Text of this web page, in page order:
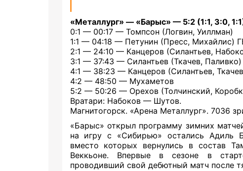
«Металлург» — «Барыс» — 5:2 (1:1, 3:0,
0:1 — 00:17 — Томпсон (Логвин, Уиллман)
1:1 — 04:18 — Петунин (Пресс, Михайлис)
2:1 — 24:10 — Канцеров (Силантьев,
3:1 — 37:43 — Силантьев (Ткачев, Паливко)
4:1 — 38:23 — Канцеров (Силантьев,
4:2 — 48:50 — Мухаметов
5:2 — 50:26 — Орехов (Толчинский,
Вратари: Набоков — Шутов.
Магнитогорск. «Арена Металлург». 7036
«Барыс» открыл программу зимних
на игру с «Сибирью» остались Адиль
вместо которых вернулись в состав
Веккьоне. Впервые в сезоне в
проводивший свой дебютный матч после